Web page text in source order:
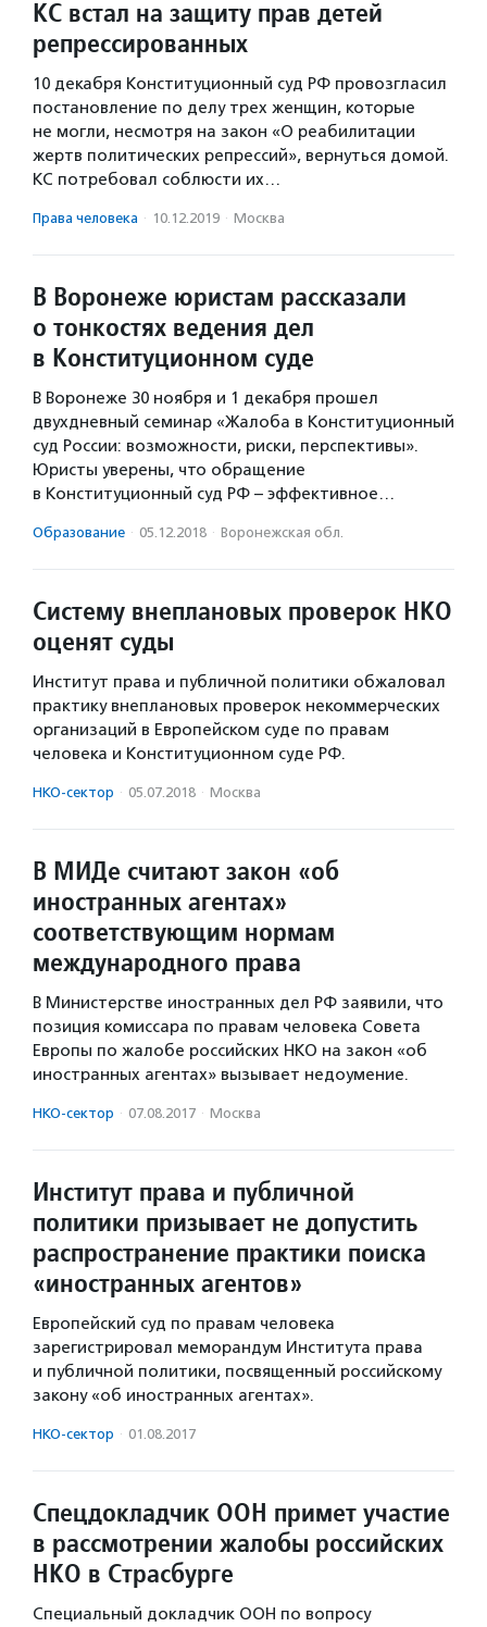
КС встал на защиту прав детей
репрессированных
10 декабря Конституционный суд РФ провозгласил
постановление по делу трех женщин, которые
не могли, несмотря на закон «О реабилитации
жертв политических репрессий», вернуться домой.
КС потребовал соблюсти их…
Права человека · 10.12.2019 · Москва
В Воронеже юристам рассказали
о тонкостях ведения дел
в Конституционном суде
В Воронеже 30 ноября и 1 декабря прошел
двухдневный семинар «Жалоба в Конституционный
суд России: возможности, риски, перспективы».
Юристы уверены, что обращение
в Конституционный суд РФ – эффективное…
Образование · 05.12.2018 · Воронежская обл.
Систему внеплановых проверок НКО
оценят суды
Институт права и публичной политики обжаловал
практику внеплановых проверок некоммерческих
организаций в Европейском суде по правам
человека и Конституционном суде РФ.
НКО-сектор · 05.07.2018 · Москва
В МИДе считают закон «об
иностранных агентах»
соответствующим нормам
международного права
В Министерстве иностранных дел РФ заявили, что
позиция комиссара по правам человека Совета
Европы по жалобе российских НКО на закон «об
иностранных агентах» вызывает недоумение.
НКО-сектор · 07.08.2017 · Москва
Институт права и публичной
политики призывает не допустить
распространение практики поиска
«иностранных агентов»
Европейский суд по правам человека
зарегистрировал меморандум Института права
и публичной политики, посвященный российскому
закону «об иностранных агентах».
НКО-сектор · 01.08.2017
Спецдокладчик ООН примет участие
в рассмотрении жалобы российских
НКО в Страсбурге
Специальный докладчик ООН по вопросу